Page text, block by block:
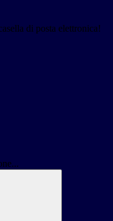
di posta elettronica!